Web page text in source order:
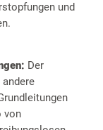
und
Der
von